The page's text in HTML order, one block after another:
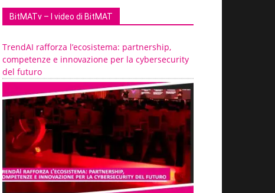
BitMATv – I video di BitMAT
TrendAI rafforza l’ecosistema: partnership,
competenze e innovazione per la cybersecurity
del futuro